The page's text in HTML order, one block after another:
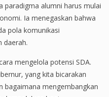
paradigma alumni harus mulai
Ia menegaskan bahwa
pola komunikasi
daerah.
mengelola potensi SDA.
yang kita bicarakan
bagaimana mengembangkan